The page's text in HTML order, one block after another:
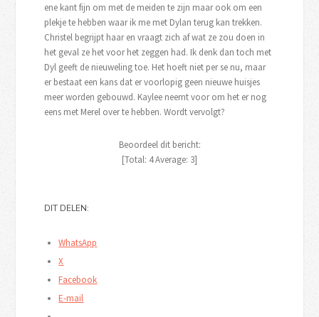
ene kant fijn om met de meiden te zijn maar ook om een
plekje te hebben waar ik me met Dylan terug kan trekken.
Christel begrijpt haar en vraagt zich af wat ze zou doen in
het geval ze het voor het zeggen had. Ik denk dan toch met
Dyl geeft de nieuweling toe. Het hoeft niet per se nu, maar
er bestaat een kans dat er voorlopig geen nieuwe huisjes
meer worden gebouwd. Kaylee neemt voor om het er nog
eens met Merel over te hebben. Wordt vervolgt?
Beoordeel dit bericht:
[Total: 4Average: 3]
DIT DELEN:
WhatsApp
X
Facebook
E-mail